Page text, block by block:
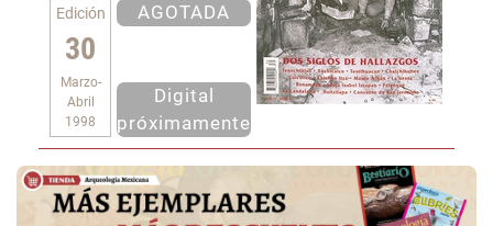
Edición
30
Marzo-
Abril
1998
AGOTADA
Digital
próximamente